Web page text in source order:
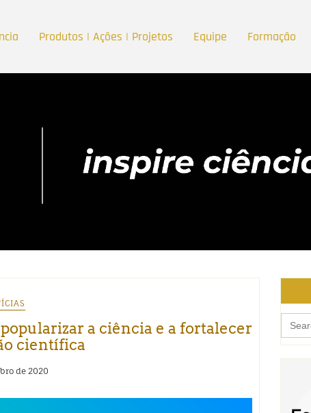
Produtos | Ações | Projetos Equipe Formação
a ciência e a fortalecer
científica
de 2020
Search
for: